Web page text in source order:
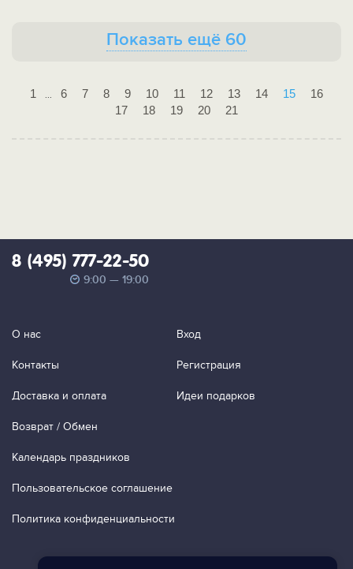
Показать ещё 60
1 ... 6 7 8 9 10 11 12 13 14 15
16
17
18 19 20 21
8 (495) 777-22-50
9:00 — 19:00
О нас
Контакты
Доставка и оплата
Возврат / Обмен
Календарь праздников
Пользовательское соглашение
Политика конфиденциальности
Вход
Регистрация
Идеи подарков